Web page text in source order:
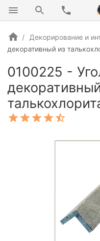
Декорирование и
декоративный из
0100225 -